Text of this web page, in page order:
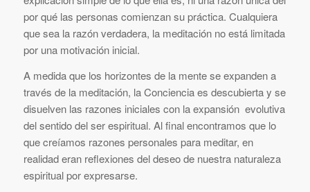
por qué las personas comienzan su práctica. Cualquiera
que sea la razón verdadera, la meditación no está limitada
por una motivación inicial.
A medida que los horizontes de la mente se expanden a
través de la meditación, la Conciencia es descubierta y se
disuelven las razones iniciales con la expansión evolutiva
del sentido del ser espiritual. Al final encontramos que lo
que creíamos razones personales para meditar, en
realidad eran reflexiones del deseo de nuestra naturaleza
espiritual por expresarse.